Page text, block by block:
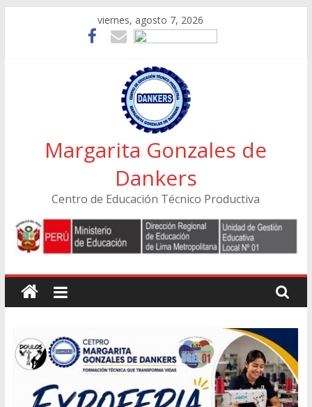
viernes, agosto 7, 2026
Margarita Gonzales de
Dankers
Centro de Educación Técnico Productiva